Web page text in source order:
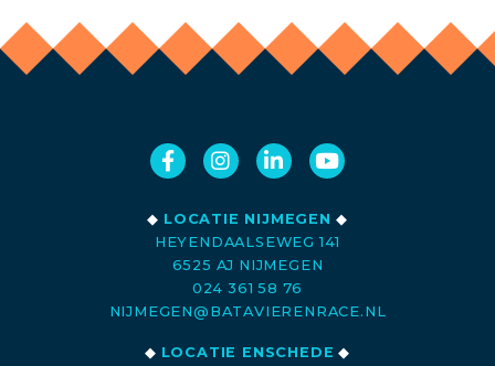
◆ LOCATIE NIJMEGEN ◆
HEYENDAALSEWEG 141
6525 AJ NIJMEGEN
024 361 58 76
NIJMEGEN@BATAVIERENRACE.NL
◆ LOCATIE ENSCHEDE ◆